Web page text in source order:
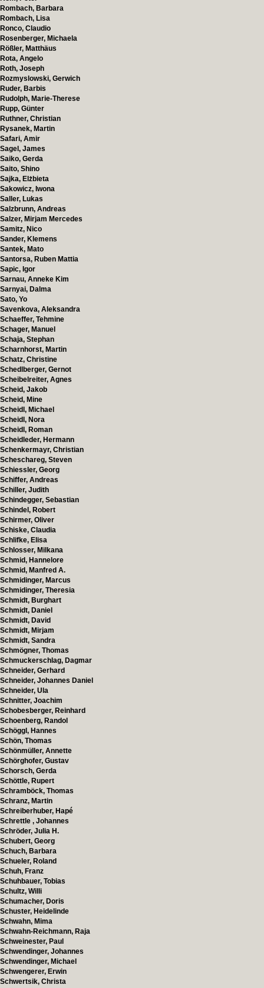
Rombach, Barbara
Rombach, Lisa
Ronco, Claudio
Rosenberger, Michaela
Rößler, Matthäus
Rota, Angelo
Roth, Joseph
Rozmyslowski, Gerwich
Ruder, Barbis
Rudolph, Marie-Therese
Rupp, Günter
Ruthner, Christian
Rysanek, Martin
Safari, Amir
Sagel, James
Saiko, Gerda
Saito, Shino
Sajka, Elżbieta
Sakowicz, Iwona
Saller, Lukas
Salzbrunn, Andreas
Salzer, Mirjam Mercedes
Samitz, Nico
Sander, Klemens
Santek, Mato
Santorsa, Ruben Mattia
Sapic, Igor
Sarnau, Anneke Kim
Sarnyai, Dalma
Sato, Yo
Savenkova, Aleksandra
Schaeffer, Tehmine
Schager, Manuel
Schaja, Stephan
Scharnhorst, Martin
Schatz, Christine
Schedlberger, Gernot
Scheibelreiter, Agnes
Scheid, Jakob
Scheid, Mine
Scheidl, Michael
Scheidl, Nora
Scheidl, Roman
Scheidleder, Hermann
Schenkermayr, Christian
Scheschareg, Steven
Schiessler, Georg
Schiffer, Andreas
Schiller, Judith
Schindegger, Sebastian
Schindel, Robert
Schirmer, Oliver
Schiske, Claudia
Schlifke, Elisa
Schlosser, Milkana
Schmid, Hannelore
Schmid, Manfred A.
Schmidinger, Marcus
Schmidinger, Theresia
Schmidt, Burghart
Schmidt, Daniel
Schmidt, David
Schmidt, Mirjam
Schmidt, Sandra
Schmögner, Thomas
Schmuckerschlag, Dagmar
Schneider, Gerhard
Schneider, Johannes Daniel
Schneider, Ula
Schnitter, Joachim
Schobesberger, Reinhard
Schoenberg, Randol
Schöggl, Hannes
Schön, Thomas
Schönmüller, Annette
Schörghofer, Gustav
Schorsch, Gerda
Schöttle, Rupert
Schramböck, Thomas
Schranz, Martin
Schreiberhuber, Hapé
Schrettle , Johannes
Schröder, Julia H.
Schubert, Georg
Schuch, Barbara
Schueler, Roland
Schuh, Franz
Schuhbauer, Tobias
Schultz, Willi
Schumacher, Doris
Schuster, Heidelinde
Schwahn, Mima
Schwahn-Reichmann, Raja
Schweinester, Paul
Schwendinger, Johannes
Schwendinger, Michael
Schwengerer, Erwin
Schwertsik, Christa